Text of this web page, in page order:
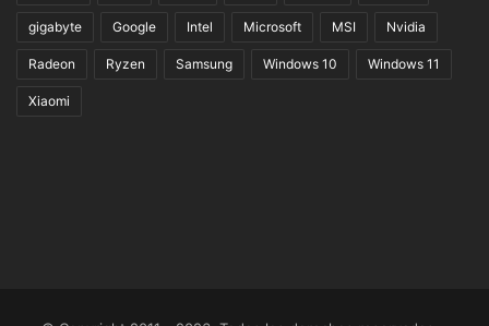
gigabyte Google Intel Microsoft MSI Nvidia
Radeon Ryzen Samsung Windows 10 Windows 11
Xiaomi